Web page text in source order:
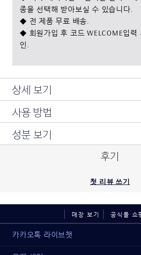
종을 선택해 받아보실 수 있습니다.
◆ 전 제품 무료 배송.
◆ 회원가입 후 코드 WELCOME입력
인.
상세 보기
구매 금액대별 증정품은 중복 증정되지 않
증정품의 경우 한정 수량으로 재고 소진
나 종료될 수 있으니 장바구니에 담기는
화의 흔적으로부터 피부를 보호
-한 번의 사용으로 +21% 진정되는 피부²
항산화 보호 효과로 어려 보이고, 피부 장
사용 방법
아침 세안 후 모이스춰라이저 제품을 바
외선에 노출되기 전에, 눈가를 피해 사용
성분 보기
성분 : 정제수,다이메티콘,징크옥사이드,아
실메톡시신나메이트,에칠헥실살리실레이
헵타노에이트,부틸렌글라이콜,세틸피이지/
우릴피이지-9폴리다이메틸실록시에틸다
토나이트,글리세린,소듐하이알루로네이트,
에르고티오네인,카페인,라미나리아 오크
출물,금,진주가루,소듐라우로일귀리아미노
밀단백질,시트릭애씨드,수크로오스,레시
후기
첫 리뷰 쓰기
매장 보기 공식몰 쇼
카카오톡 라이브챗